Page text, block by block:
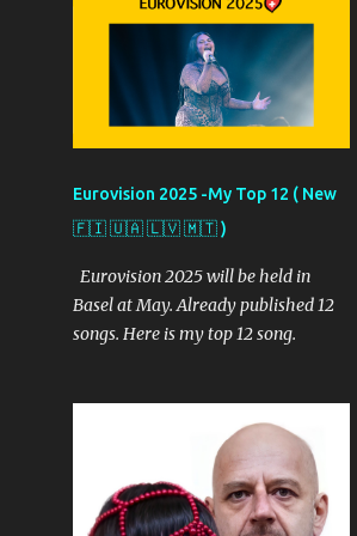
izleyen bir takipçi olarak
görüşlerimi sizler ile paylaşacağım.
Kaynak ise yarışmanın resmi sitesi...
Provalardan objektiflere
yansıyanlar ve benim izlenimlerim
şöyle: İşte 2. güne yansıyanlar... İsrail
Günün ilk provası İsrail'den geldi. Bir
kutu ve dönen kamera etekleri ile
başlayan performans insanı içine
çekiyor diyor provayı izleyenler.
Ayrıca bu şarkının salonda hep bir
ağızdan söyleneceği görüşünde...
performans boyunca dans ettiği ve
izleyiciyi kendine bağladığı yönünde
de yorumlar var. Ama tüm bunları
görmek için Salı gününü
Eurovision 2025 -My Top 12 ( New
🇫🇮 🇺🇦 🇱🇻 🇲🇹 )
Eurovision 2025 will be held in
Basel at May. Already published 12
songs. Here is my top 12 song.